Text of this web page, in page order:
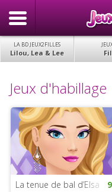
LA BD JEUX2FILLES
Lilou, Lea & Lee
Jeux d'habillage
La tenue de bal d’Elsa